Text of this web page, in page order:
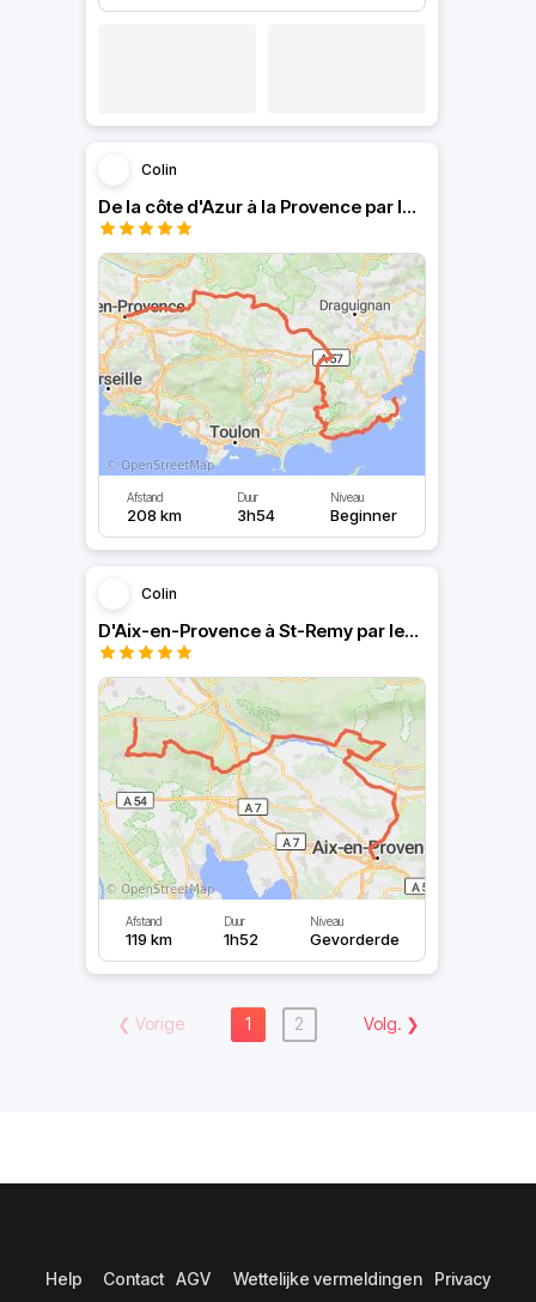
Colin
De la côte d'Azur à la Provence par les Maures
Afstand
208 km
Duur
3h54
Niveau
Beginner
Colin
D'Aix-en-Provence à St-Remy par les Alpilles
Afstand
119 km
Duur
1h52
Niveau
Gevorderde
❮ Vorige 1 2 Volg. ❯
Help Contact AGV Wettelijke vermeldingen Privacy